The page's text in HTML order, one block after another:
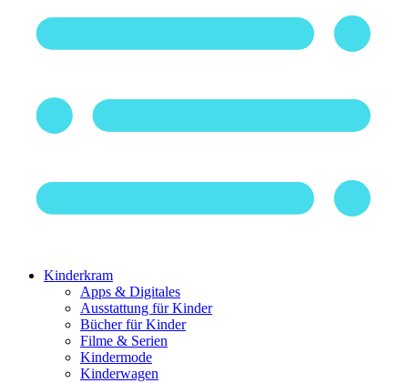
Kinderkram
Apps & Digitales
Ausstattung für Kinder
Bücher für Kinder
Filme & Serien
Kindermode
Kinderwagen